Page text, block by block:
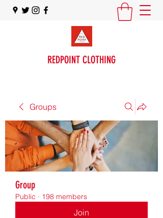
REDPOINT CLOTHING
Groups
Group
Public · 198 members
Join